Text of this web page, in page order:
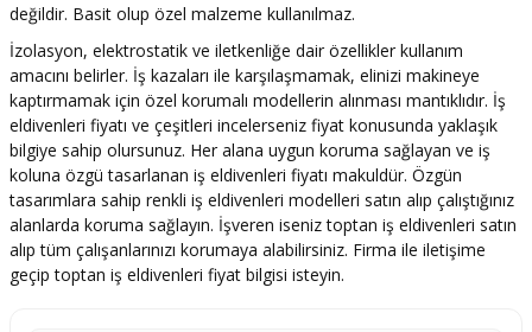
değildir. Basit olup özel malzeme kullanılmaz.
İzolasyon, elektrostatik ve iletkenliğe dair özellikler kullanım
amacını belirler. İş kazaları ile karşılaşmamak, elinizi makineye
kaptırmamak için özel korumalı modellerin alınması mantıklıdır. İş
eldivenleri fiyatı ve çeşitleri incelerseniz fiyat konusunda yaklaşık
bilgiye sahip olursunuz. Her alana uygun koruma sağlayan ve iş
koluna özgü tasarlanan iş eldivenleri fiyatı makuldür. Özgün
tasarımlara sahip renkli iş eldivenleri modelleri satın alıp çalıştığınız
alanlarda koruma sağlayın. İşveren iseniz toptan iş eldivenleri satın
alıp tüm çalışanlarınızı korumaya alabilirsiniz. Firma ile iletişime
geçip toptan iş eldivenleri fiyat bilgisi isteyin.